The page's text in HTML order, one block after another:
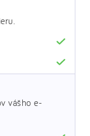
vášho e-